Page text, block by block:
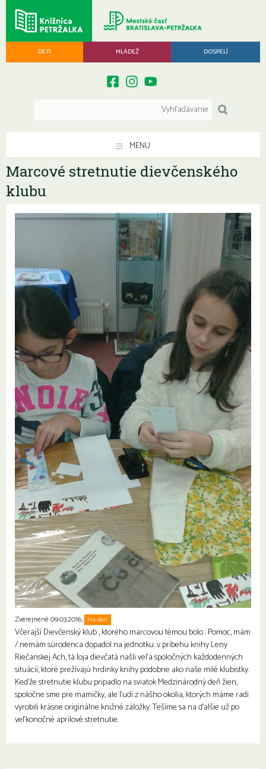
DETI MLÁDEŽ DOSPELÍ
MENU
Marcové stretnutie dievčenského
klubu
Zverejnené 09.03.2016, Pre deti
Včerajší Dievčenský klub , ktorého marcovou témou bolo : Pomoc, mám
/ nemám súrodenca dopadol na jednotku. v príbehu knihy Leny
Riečanskej Ach, tá Joja dievčatá našli veľa spoločných každodenných
situácií, ktoré prežívajú hrdinky knihy podobne ako naše milé klubistky.
Keďže stretnutie klubu pripadlo na sviatok Medzinárodný deň žien,
spoločne sme pre mamičky, ale ľudí z nášho okolia, ktorých máme radi
vyrobili krásne originálne knižné záložky. Tešíme sa na ďalšie už po
veľkonočné aprílové stretnutie.